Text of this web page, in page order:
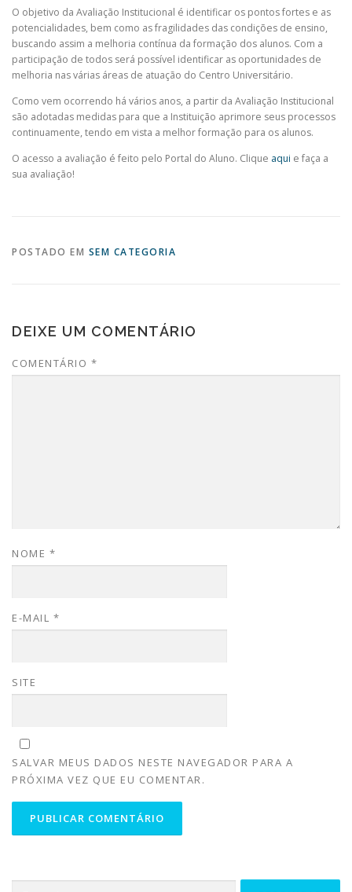
O objetivo da Avaliação Institucional é identificar os pontos fortes e as
potencialidades, bem como as fragilidades das condições de ensino,
buscando assim a melhoria contínua da formação dos alunos. Com a
participação de todos será possível identificar as oportunidades de
melhoria nas várias áreas de atuação do Centro Universitário.
Como vem ocorrendo há vários anos, a partir da Avaliação Institucional
são adotadas medidas para que a Instituição aprimore seus processos
continuamente, tendo em vista a melhor formação para os alunos.
O acesso a avaliação é feito pelo Portal do Aluno. Clique aqui e faça a
sua avaliação!
POSTADO EM SEM CATEGORIA
DEIXE UM COMENTÁRIO
COMENTÁRIO *
NOME *
E-MAIL *
SITE
SALVAR MEUS DADOS NESTE NAVEGADOR PARA A
PRÓXIMA VEZ QUE EU COMENTAR.